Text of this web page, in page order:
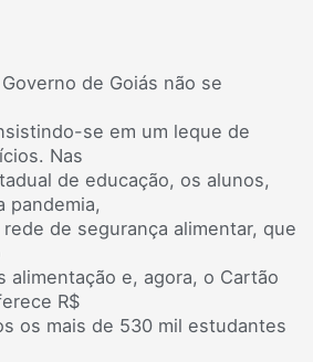
de Goiás não se
se em um leque de
Nas
de educação, os alunos,
pandemia,
de segurança alimentar, que
alimentação e, agora, o Cartão
R$
os mais de 530 mil estudantes